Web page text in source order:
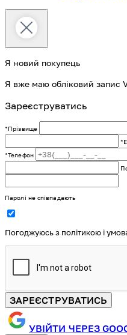
Я новий покупець
Я вже маю обліковий запис
Зареєструватись
*Прізвище
*Телефон
Паролі не співпадають
Погоджуюсь з політикою і
ЗАРЕЄСТРУВАТИСЬ
УВІЙТИ ЧЕРЕЗ